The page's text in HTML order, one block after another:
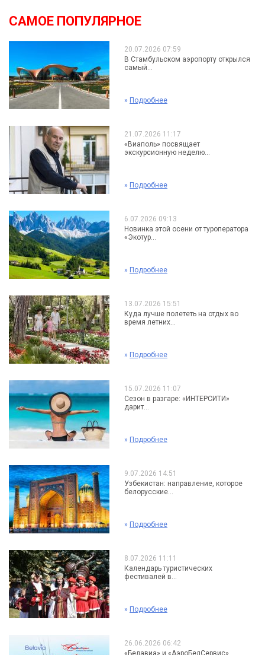
САМОЕ ПОПУЛЯРНОЕ
20.07.2026 07:59
В Стамбульском аэропорту открылся
самый...
» Подробнее
21.07.2026 11:17
«Виаполь» посвящает
экскурсионную неделю...
» Подробнее
6.07.2026 09:13
Новинка этой осени от туроператора
«Экотур...
» Подробнее
13.07.2026 15:51
Куда лучше полететь на отдых во
время летних...
» Подробнее
15.07.2026 11:07
Сезон в разгаре: «ИНТЕРСИТИ»
дарит...
» Подробнее
9.07.2026 14:51
Узбекистан: направление, которое
белорусские...
» Подробнее
8.07.2026 11:11
Календарь туристических
фестивалей в...
» Подробнее
26.06.2026 06:42
«Белавиа» и «АэроБелСервис»